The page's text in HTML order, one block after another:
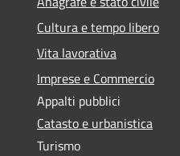
Cultura e tempo libero
Vita lavorativa
Imprese e Commercio
Appalti pubblici
Catasto e urbanistica
Turismo